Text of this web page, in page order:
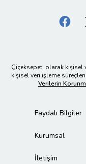
Kanvas
Kasnak,
baskı
temin
ve sonrası
bir şekilde
Yüksek
Çiçeksepeti olarak
kişisel veri işleme
Verilerin
Faydalı Bilgiler
Kurumsal
İletişim